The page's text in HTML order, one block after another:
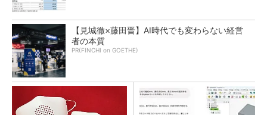
【見城徹×藤田晋】AI時代でも変わらない経営
者の本質
PR(FINCHI on GOETHE)